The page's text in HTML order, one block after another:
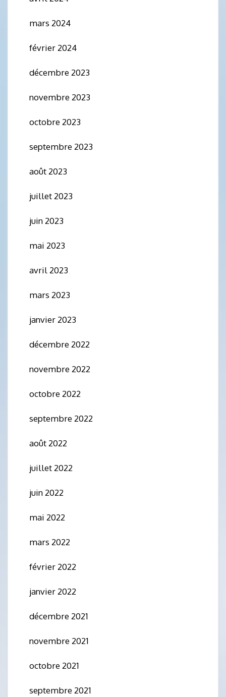
mars 2024
février 2024
décembre 2023
novembre 2023
octobre 2023
septembre 2023
août 2023
juillet 2023
juin 2023
mai 2023
avril 2023
mars 2023
janvier 2023
décembre 2022
novembre 2022
octobre 2022
septembre 2022
août 2022
juillet 2022
juin 2022
mai 2022
mars 2022
février 2022
janvier 2022
décembre 2021
novembre 2021
octobre 2021
septembre 2021